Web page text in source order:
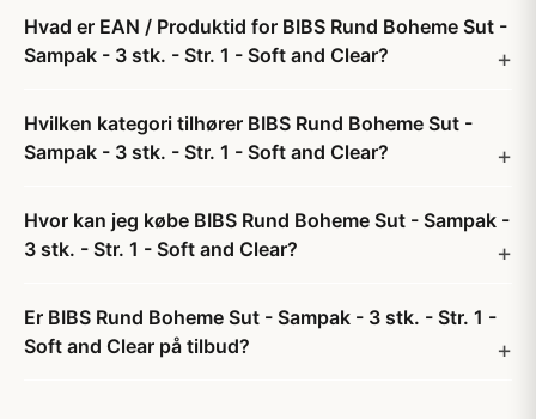
Hvad er EAN / Produktid for BIBS Rund Boheme Sut -
Sampak - 3 stk. - Str. 1 - Soft and Clear?
Hvilken kategori tilhører BIBS Rund Boheme Sut -
Sampak - 3 stk. - Str. 1 - Soft and Clear?
Hvor kan jeg købe BIBS Rund Boheme Sut - Sampak -
3 stk. - Str. 1 - Soft and Clear?
Er BIBS Rund Boheme Sut - Sampak - 3 stk. - Str. 1 -
Soft and Clear på tilbud?